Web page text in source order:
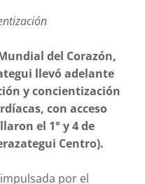
del Corazón,
llevó adelante
y concientización
con acceso
el 1° y 4 de
Centro).
por el